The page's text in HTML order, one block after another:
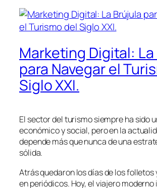
Marketing Digital:
para Navegar el
Siglo XXI.
El sector del turismo siempre ha sido
económico y social, pero en la
depende más que nunca de una
sólida.
Atrás quedaron los días de los folletos
en periódicos. Hoy, el viajero moderno